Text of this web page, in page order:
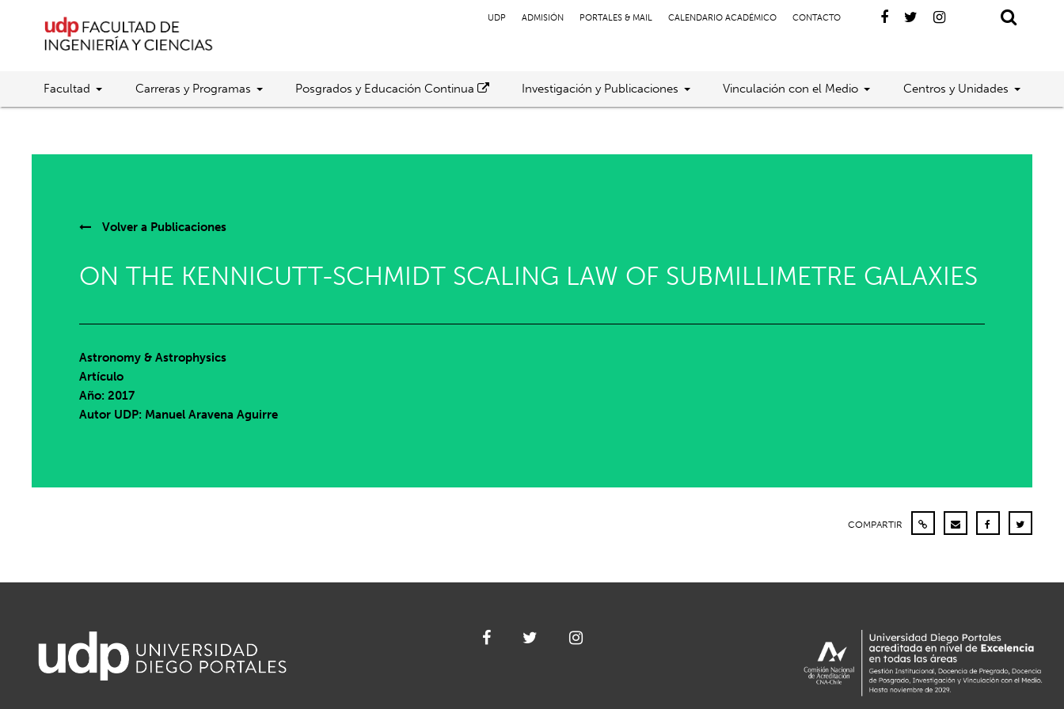
UDP ADMISIÓN PORTALES & MAIL CALENDARIO ACADÉMICO CONTACTO
Facultad Carreras y Programas Posgrados y Educación Continua Investigación y Publicaciones Vinculación con el Medio Centros y Unidades
Volver a Publicaciones
ON THE KENNICUTT-SCHMIDT SCALING LAW OF SUBMILLIMETRE GALAXIES
Astronomy & Astrophysics
Artículo
Año: 2017
Autor UDP: Manuel Aravena Aguirre
COMPARTIR